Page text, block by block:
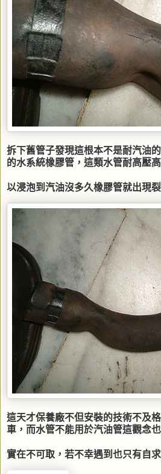
拆下舊管子發現這根本不是耐汽油
的水系統橡膠管，這類水管耐高壓
以浸泡到汽油沒多久橡膠管就出現
這天才保養廠不但安裝的技術不及
車，而水管不能用於汽油管這觀念
實在不可取，若不幸遇到也只有自